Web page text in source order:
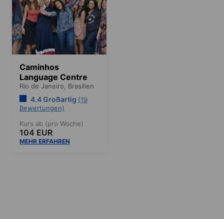
Caminhos
Language Centre
Rio de Janeiro, Brasilien
4.4 Großartig (19
Bewertungen)
Kurs ab (pro Woche)
104 EUR
MEHR ERFAHREN